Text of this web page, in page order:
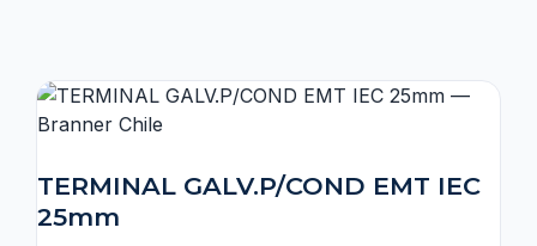
TERMINAL GALV.P/COND EMT IEC
25mm